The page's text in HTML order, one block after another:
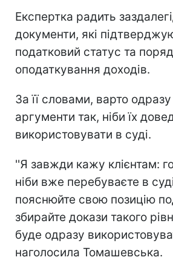
Експертка радить
документи, які
податковий статус та
оподаткування доходів.
За її словами, варто
аргументи так, ніби їх
використовувати в суді.
''Я завжди кажу клієнтам:
ніби вже перебуваєте в
пояснюйте свою позицію
збирайте докази такого
буде одразу
наголосила Томашевська.